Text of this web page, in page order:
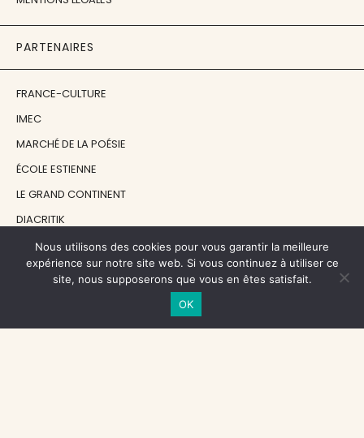
PARTENAIRES
FRANCE-CULTURE
IMEC
MARCHÉ DE LA POÉSIE
ÉCOLE ESTIENNE
LE GRAND CONTINENT
DIACRITIK
EN ATTENDANT NADEAU
Nous utilisons des cookies pour vous garantir la meilleure
expérience sur notre site web. Si vous continuez à utiliser ce
site, nous supposerons que vous en êtes satisfait.
OK